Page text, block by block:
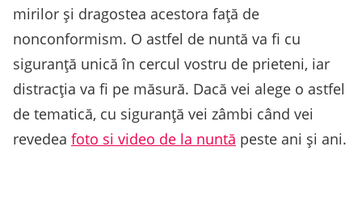
mirilor și dragostea acestora față de
nonconformism. O astfel de nuntă va fi cu
siguranță unică în cercul vostru de prieteni, iar
distracția va fi pe măsură. Dacă vei alege o astfel
de tematică, cu siguranță vei zâmbi când vei
revedea foto si video de la nuntă peste ani și ani.